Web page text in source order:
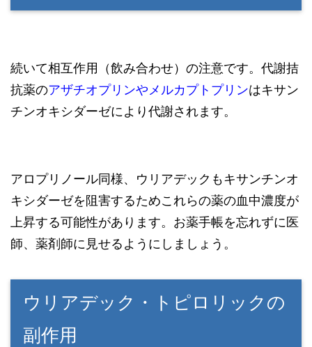
続いて相互作用（飲み合わせ）の注意です。代謝拮
抗薬のアザチオプリンやメルカプトプリンはキサン
チンオキシダーゼにより代謝されます。
アロプリノール同様、ウリアデックもキサンチンオ
キシダーゼを阻害するためこれらの薬の血中濃度が
上昇する可能性があります。お薬手帳を忘れずに医
師、薬剤師に見せるようにしましょう。
ウリアデック・トピロリックの
副作用